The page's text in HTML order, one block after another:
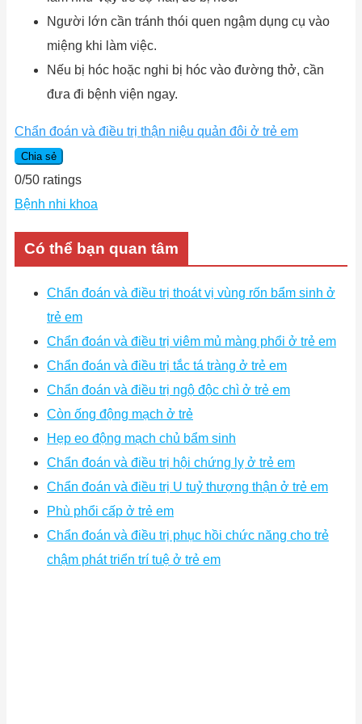
Người lớn cần tránh thói quen ngậm dụng cụ vào
miệng khi làm việc.
Nếu bị hóc hoặc nghi bị hóc vào đường thở, cần
đưa đi bệnh viện ngay.
Chẩn đoán và điều trị thận niệu quản đôi ở trẻ em
Chia sẻ
0/50 ratings
Bệnh nhi khoa
Có thể bạn quan tâm
Chẩn đoán và điều trị thoát vị vùng rốn bẩm sinh ở
trẻ em
Chẩn đoán và điều trị viêm mủ màng phổi ở trẻ em
Chẩn đoán và điều trị tắc tá tràng ở trẻ em
Chẩn đoán và điều trị ngộ độc chì ở trẻ em
Còn ống động mạch ở trẻ
Hẹp eo động mạch chủ bẩm sinh
Chẩn đoán và điều trị hội chứng lỵ ở trẻ em
Chẩn đoán và điều trị U tuỷ thượng thận ở trẻ em
Phù phổi cấp ở trẻ em
Chẩn đoán và điều trị phục hồi chức năng cho trẻ
chậm phát triển trí tuệ ở trẻ em